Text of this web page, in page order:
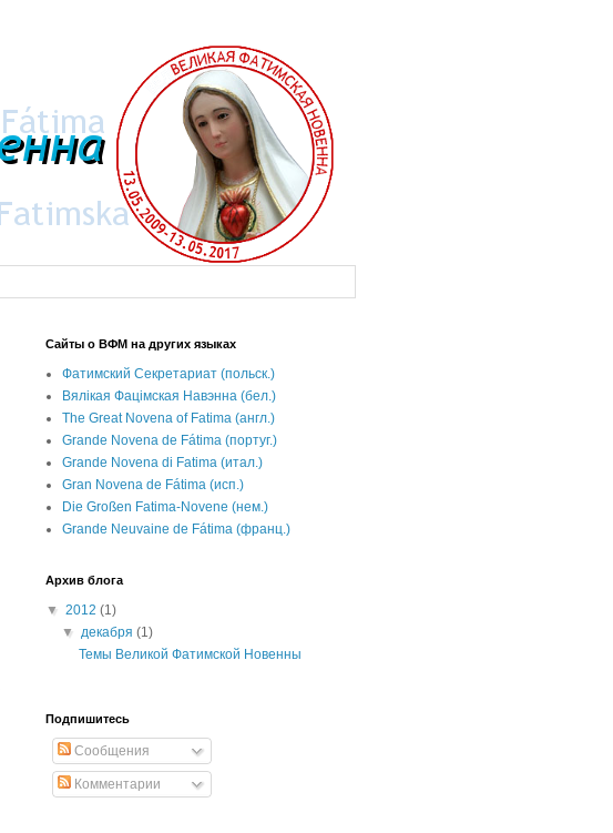
Сайты о ВФМ на других языках
Фатимский Секретариат (польск.)
Вялікая Фацімская Навэнна (бел.)
The Great Novena of Fatima (англ.)
Grande Novena de Fátima (португ.)
Grande Novena di Fatima (итал.)
Gran Novena de Fátima (исп.)
Die Großen Fatima-Novene (нем.)
Grande Neuvaine de Fátima (франц.)
Архив блога
▼ 2012 (1)
▼декабря(1)
Темы Великой Фатимской Новенны
Подпишитесь
Сообщения
Комментарии